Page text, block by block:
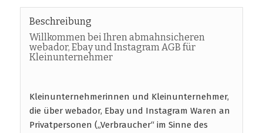
Beschreibung
Willkommen bei Ihren abmahnsicheren
webador, Ebay und Instagram AGB für
Kleinunternehmer
Kleinunternehmerinnen und Kleinunternehmer,
die über webador, Ebay und Instagram Waren an
Privatpersonen („Verbraucher“ im Sinne des